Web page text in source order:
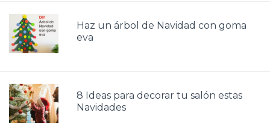
Haz un árbol de Navidad con goma
eva
8 Ideas para decorar tu salón estas
Navidades